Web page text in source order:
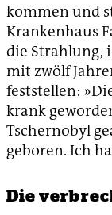
kommen und
Krankenhaus
die Strahlung,
mit zwölf
feststellen:
krank
Tschernobyl
geboren. Ich
Die